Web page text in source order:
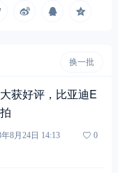
换一批
获好评，比亚迪E
年8月24日 14:13
0